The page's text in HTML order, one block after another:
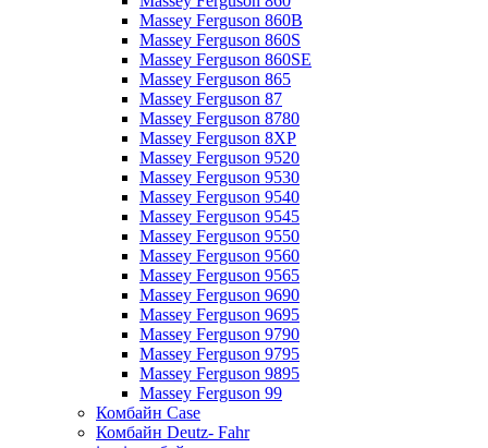
Massey Ferguson 860B
Massey Ferguson 860S
Massey Ferguson 860SE
Massey Ferguson 865
Massey Ferguson 87
Massey Ferguson 8780
Massey Ferguson 8XP
Massey Ferguson 9520
Massey Ferguson 9530
Massey Ferguson 9540
Massey Ferguson 9545
Massey Ferguson 9550
Massey Ferguson 9560
Massey Ferguson 9565
Massey Ferguson 9690
Massey Ferguson 9695
Massey Ferguson 9790
Massey Ferguson 9795
Massey Ferguson 9895
Massey Ferguson 99
Комбайн Case
Комбайн Deutz- Fahr